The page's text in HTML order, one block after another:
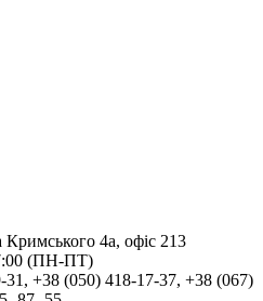
Кримського 4а, офіс 213
(ПН-ПТ)
31 , +38 (050) 418-17-37, +38 (067)